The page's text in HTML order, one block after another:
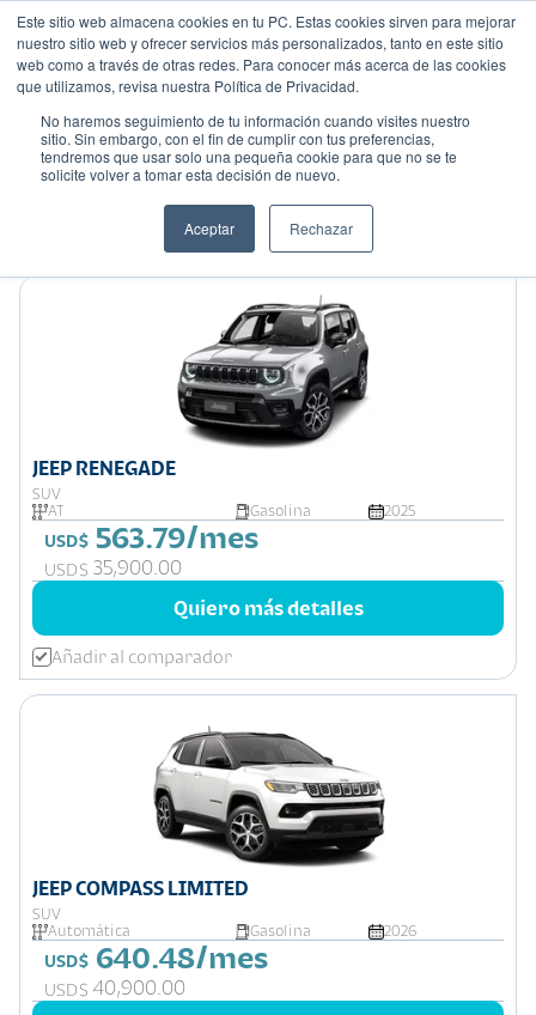
Este sitio web almacena cookies en tu PC. Estas cookies sirven para mejorar
nuestro sitio web y ofrecer servicios más personalizados, tanto en este sitio
web como a través de otras redes. Para conocer más acerca de las cookies
que utilizamos, revisa nuestra Política de Privacidad.
No haremos seguimiento de tu información cuando visites nuestro
sitio. Sin embargo, con el fin de cumplir con tus preferencias,
tendremos que usar solo una pequeña cookie para que no se te
solicite volver a tomar esta decisión de nuevo.
Aceptar Rechazar
Mostrando 6 de 6
Ordenar por:Precio: Menor a Mayor
JEEP RENEGADE
SUV
AT
Gasolina 2025
USD$ 563.79/mes
USD$ 35,900.00
Quiero más detalles
Añadir al comparador
JEEP COMPASS LIMITED
SUV
Automática
Gasolina 2026
USD$ 640.48/mes
USD$ 40,900.00